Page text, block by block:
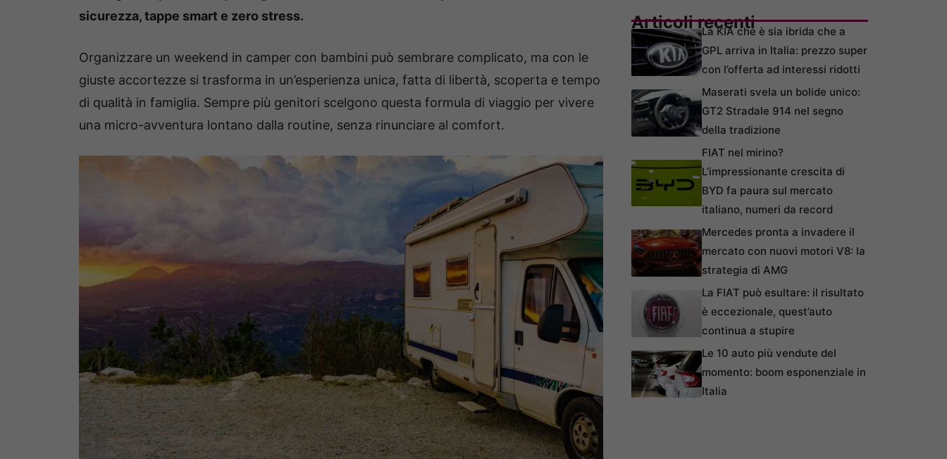
sicurezza, tappe smart e zero stress.
Organizzare un weekend in camper con bambini può sembrare complicato, ma con le
giuste accortezze si trasforma in un’esperienza unica, fatta di libertà, scoperta e tempo
di qualità in famiglia. Sempre più genitori scelgono questa formula di viaggio per vivere
una micro-avventura lontano dalla routine, senza rinunciare al comfort.
Articoli recentiLa KIA che è sia ibrida che a
GPL arriva in Italia: prezzo super
con l’offerta ad interessi ridotti
Maserati svela un bolide unico:
GT2 Stradale 914 nel segno
della tradizione
FIAT nel mirino?
L’impressionante crescita di
BYD fa paura sul mercato
italiano, numeri da record
Mercedes pronta a invadere il
mercato con nuovi motori V8: la
strategia di AMG
La FIAT può esultare: il risultato
è eccezionale, quest’auto
continua a stupire
Le 10 auto più vendute del
momento: boom esponenziale in
Italia